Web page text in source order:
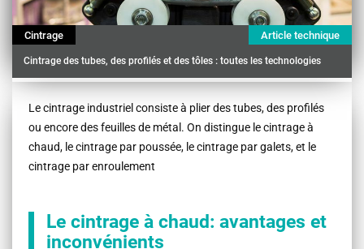
Cintrage Article technique
Cintrage des tubes, des profilés et des tôles : toutes les technologies
Contenu
Le cintrage industriel consiste à plier des tubes, des profilés
ou encore des feuilles de métal. On distingue le cintrage à
chaud, le cintrage par poussée, le cintrage par galets, et le
cintrage par enroulement
Le cintrage à chaud: avantages et
inconvénients